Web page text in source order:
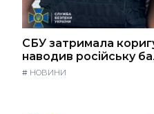
СБУ затримала
наводив російську
# НОВИНИ